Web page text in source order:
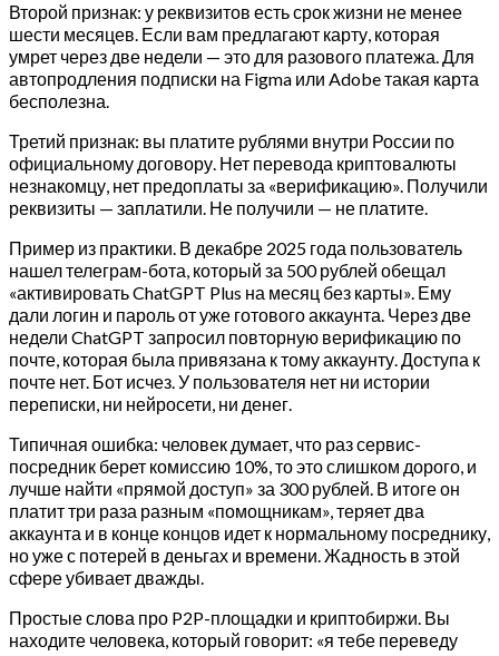
Второй признак: у реквизитов есть срок жизни не менее
шести месяцев. Если вам предлагают карту, которая
умрет через две недели — это для разового платежа. Для
автопродления подписки на Figma или Adobe такая карта
бесполезна.
Третий признак: вы платите рублями внутри России по
официальному договору. Нет перевода криптовалюты
незнакомцу, нет предоплаты за «верификацию». Получили
реквизиты — заплатили. Не получили — не платите.
Пример из практики. В декабре 2025 года пользователь
нашел телеграм-бота, который за 500 рублей обещал
«активировать ChatGPT Plus на месяц без карты». Ему
дали логин и пароль от уже готового аккаунта. Через две
недели ChatGPT запросил повторную верификацию по
почте, которая была привязана к тому аккаунту. Доступа к
почте нет. Бот исчез. У пользователя нет ни истории
переписки, ни нейросети, ни денег.
Типичная ошибка: человек думает, что раз сервис-
посредник берет комиссию 10%, то это слишком дорого, и
лучше найти «прямой доступ» за 300 рублей. В итоге он
платит три раза разным «помощникам», теряет два
аккаунта и в конце концов идет к нормальному посреднику,
но уже с потерей в деньгах и времени. Жадность в этой
сфере убивает дважды.
Простые слова про P2P-площадки и криптобиржи. Вы
находите человека, который говорит: «я тебе переведу